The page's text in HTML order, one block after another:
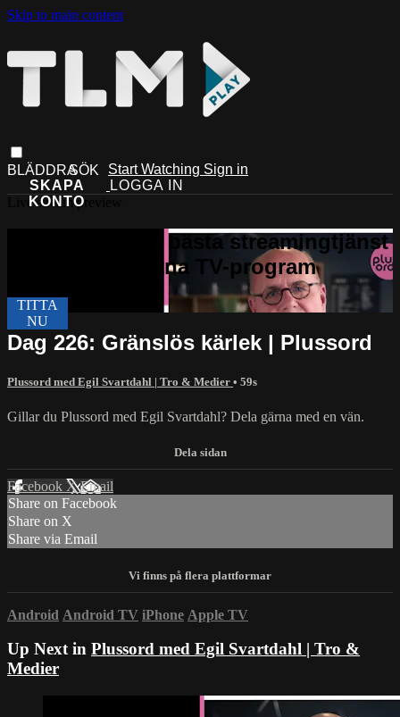
Skip to main content
Start Watching Sign in
Live stream preview
Dag 226: Gränslös kärlek | Plussord
Plussord med Egil Svartdahl | Tro & Medier • 59s
Gillar du Plussord med Egil Svartdahl? Dela gärna med en vän.
Facebook XEmail
Share on Facebook
Share on X
Share via Email
Android Android TV iPhone Apple TV
Up Next in Plussord med Egil Svartdahl | Tro &
Medier